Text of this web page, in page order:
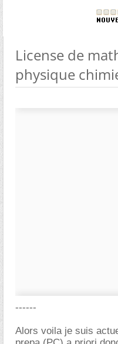
License de
physique
------
Alors voila je suis